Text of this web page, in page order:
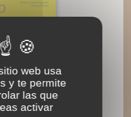
web usa
y te permite
las que
activar